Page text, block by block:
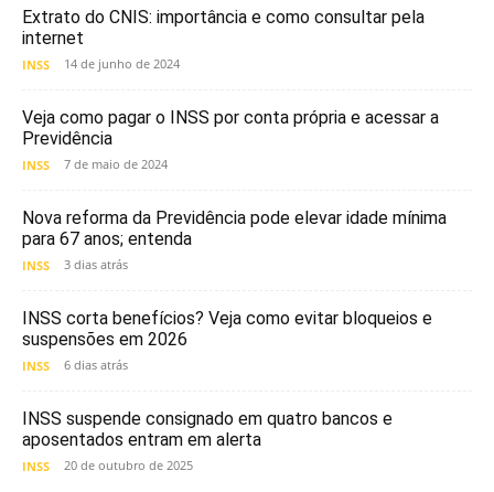
Extrato do CNIS: importância e como consultar pela
internet
INSS 14 de junho de 2024
Veja como pagar o INSS por conta própria e acessar a
Previdência
INSS 7 de maio de 2024
Nova reforma da Previdência pode elevar idade mínima
para 67 anos; entenda
INSS 3 dias atrás
INSS corta benefícios? Veja como evitar bloqueios e
suspensões em 2026
INSS 6 dias atrás
INSS suspende consignado em quatro bancos e
aposentados entram em alerta
INSS 20 de outubro de 2025